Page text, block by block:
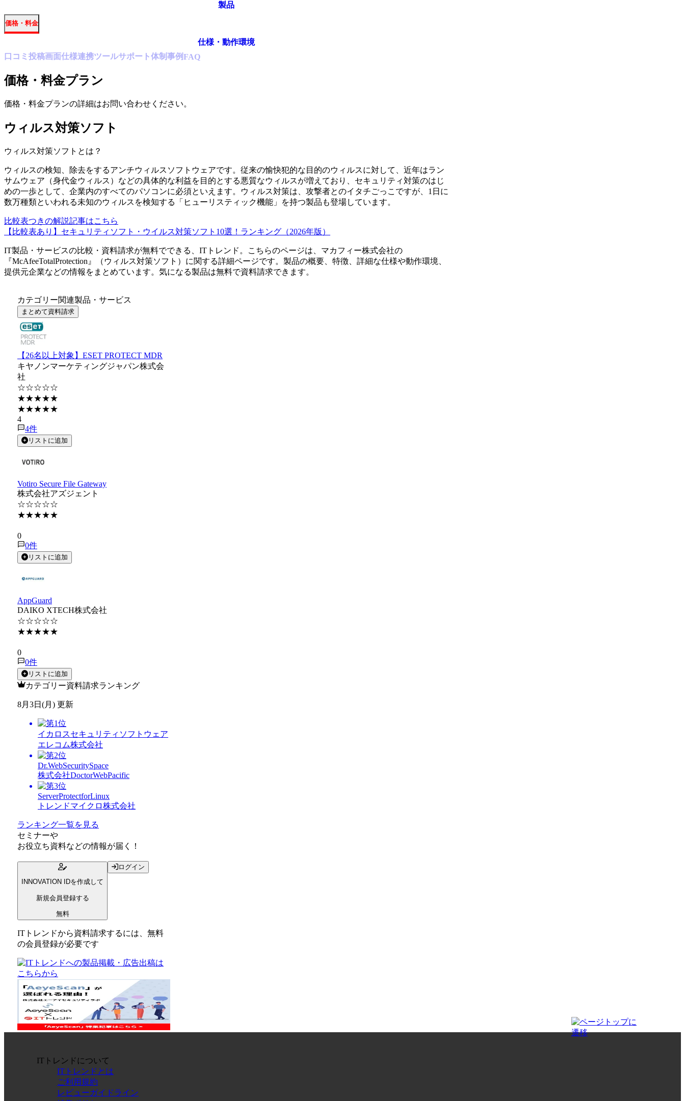
製品
価格・料金
仕様・動作環境
口コミ 投稿画面仕様連携ツールサポート体制 事例FAQ
価格・料金プラン
価格・料金プランの詳細はお問い合わせください。
ウィルス対策ソフト
ウィルス対策ソフト とは？
ウィルスの検知、除去をするアンチウィルスソフトウェアです。従来の愉快犯的な目的のウィルスに対して、近年はラン
サムウェア（身代金ウィルス）などの具体的な利益を目的とする悪質なウィルスが増えており、セキュリティ対策のはじ
めの一歩として、企業内のすべてのパソコンに必須といえます。ウィルス対策は、攻撃者とのイタチごっこですが、1日に
数万種類といわれる未知のウィルスを検知する「ヒューリスティック機能」を持つ製品も登場しています。
比較表つきの解説記事はこちら
【比較表あり】セキュリティソフト・ウイルス対策ソフト10選！ランキング（2026年版）
IT製品・サービスの比較・資料請求が無料でできる、ITトレンド。こちらのページは、 マカフィー株式会社の
『McAfeeTotalProtection 』（ ウィルス対策ソフト ）に関する詳細ページです。製品の概要、特徴、詳細な仕様や動作環境、
提供元企業などの情報をまとめています。気になる製品は無料で資料請求できます。
カテゴリー関連製品・サービス
まとめて資料請求
【26名以上対象】ESET PROTECT MDR
キヤノンマーケティングジャパン株式会
社
☆☆☆☆☆
★★★★★
★★★★★
4
4件
リストに追加
Votiro Secure File Gateway
株式会社アズジェント
☆☆☆☆☆
★★★★★
0
0件
リストに追加
AppGuard
DAIKO XTECH株式会社
☆☆☆☆☆
★★★★★
0
0件
リストに追加
カテゴリー資料請求ランキング
8月3日(月) 更新
イカロスセキュリティソフトウェア
エレコム株式会社
Dr.WebSecuritySpace
株式会社DoctorWebPacific
ServerProtectforLinux
トレンドマイクロ株式会社
ランキング一覧を見る
セミナーや
お役立ち資料などの情報が届く！
INNOVATION IDを作成して
新規会員登録する
無料
ログイン
ITトレンドから資料請求するには、無料
の会員登録が必要です
ITトレンドについて
ITトレンドとは
ご利用規約
レビューガイドライン